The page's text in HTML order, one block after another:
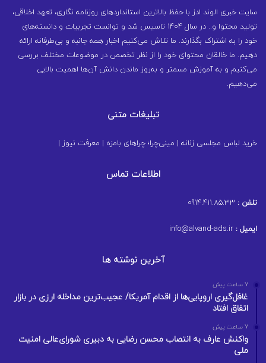
سایت خبری الوند ادز با حفظ بالاترین استانداردهای روزنامه نگاری، تعهد اخلاقی،
تولید محتوا و.. در سال ۱۴۰۴ تاسیس شد و توانست تجربیات و دانسته‌های
خود را به اشتراک بگذارند. ما تلاش می‌کنیم اخبار همه جانبه و بی‌طرفانه ارائه
دهیم. ما خالقان محتوای خود را از نظر تخصص در موضوعات مختلف بررسی
می‌کنیم و به آموزش مسمتر و به‌روز ماندن دانش آن‌ها اهمیت بالایی
می‌دهیم.
تبلیغات متنی
خرید لباس مجلسی زنانه | مینی‌چرا؛ چراهای بامزه | معرفت نیوز |
اطلاعات تماس
تلفن :
ایمیل :
آخرین نوشته ها
7 ساعت پیش
غافل‌گیری اروپایی‌ها از اقدام آمریکا/ عجیب‌ترین مداخله ارزی در بازار
اتفاق افتاد
7 ساعت پیش
واکنش عارف به انتصاب محسن رضایی به دبیری شورای‌عالی امنیت
ملی